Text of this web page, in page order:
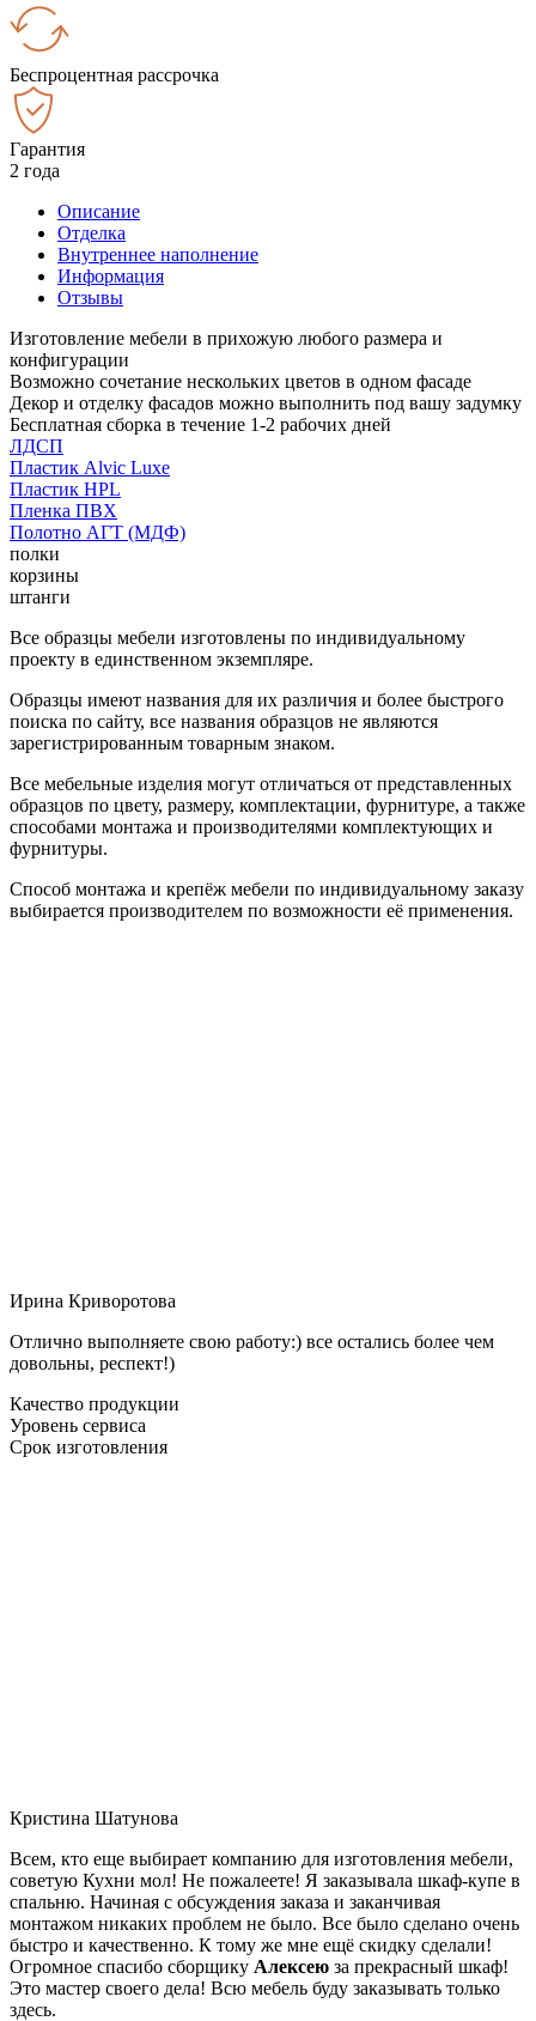
Беспроцентная рассрочка
Гарантия
2 года
Описание
Отделка
Внутреннее наполнение
Информация
Отзывы
Изготовление мебели в прихожую любого размера и
конфигурации
Возможно сочетание нескольких цветов в одном фасаде
Декор и отделку фасадов можно выполнить под вашу задумку
Бесплатная сборка в течение 1-2 рабочих дней
ЛДСП
Пластик Alvic Luxe
Пластик HPL
Пленка ПВХ
Полотно АГТ (МДФ)
полки
корзины
штанги
Все образцы мебели изготовлены по индивидуальному
проекту в единственном экземпляре.
Образцы имеют названия для их различия и более быстрого
поиска по сайту, все названия образцов не являются
зарегистрированным товарным знаком.
Все мебельные изделия могут отличаться от представленных
образцов по цвету, размеру, комплектации, фурнитуре, а также
способами монтажа и производителями комплектующих и
фурнитуры.
Способ монтажа и крепёж мебели по индивидуальному заказу
выбирается производителем по возможности её применения.
Ирина Криворотова
Отлично выполняете свою работу:) все остались более чем
довольны, респект!)
Качество продукции
Уровень сервиса
Срок изготовления
Кристина Шатунова
Всем, кто еще выбирает компанию для изготовления мебели,
советую Кухни мол! Не пожалеете! Я заказывала шкаф-купе в
спальню. Начиная с обсуждения заказа и заканчивая
монтажом никаких проблем не было. Все было сделано очень
быстро и качественно. К тому же мне ещё скидку сделали!
Огромное спасибо сборщику Алексею за прекрасный шкаф!
Это мастер своего дела! Всю мебель буду заказывать только
здесь.